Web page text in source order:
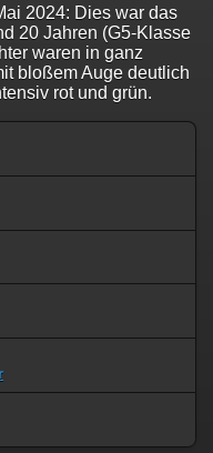
2024: Dies war das
20 Jahren (G5-Klasse
waren in ganz
bloßem Auge deutlich
rot und grün.